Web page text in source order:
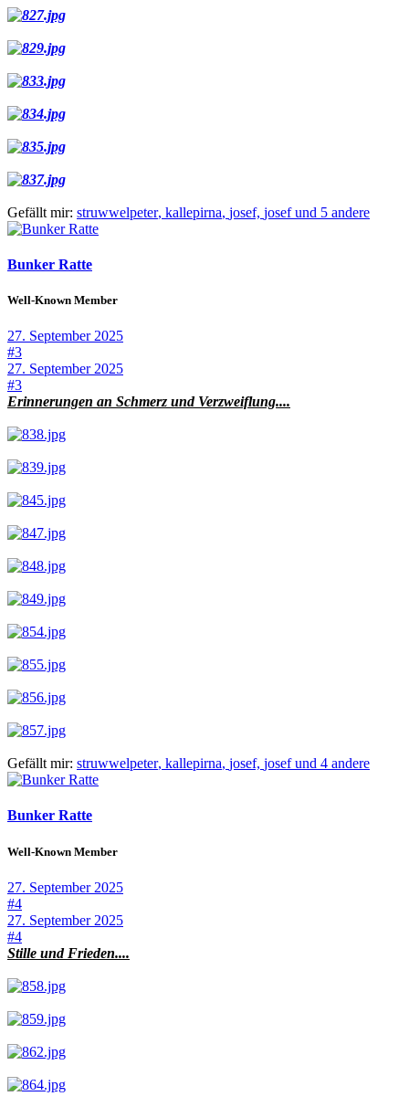
Gefällt mir: struwwelpeter, kallepirna, josef, josef und 5 andere
Bunker Ratte
Well-Known Member
27. September 2025
#3
27. September 2025
#3
Erinnerungen an Schmerz und Verzweiflung....
Gefällt mir: struwwelpeter, kallepirna, josef, josef und 4 andere
Bunker Ratte
Well-Known Member
27. September 2025
#4
27. September 2025
#4
Stille und Frieden....